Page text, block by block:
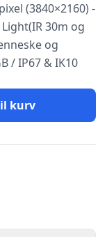
(3840×2160) -
30m og
og
/ IP67 & IK10
kurv